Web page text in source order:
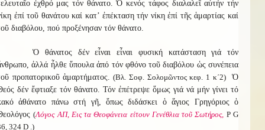
ἐχθρό μας τόν θάνατο. Ὁ κενός τάφος διαλαλεῖ αὐτήν τήν
ἐπί τοῦ θανάτου καί κατ’ ἐπέκταση τήν νίκη ἐπί τῆς ἁμαρτίας καί
διαβόλου, πού προξένησαν τόν θάνατο.
Ὁ θάνατος δέν εἶναι εἶναι φυσική κατάσταση γιά τόν
ἀλλά ἦλθε ὕπουλα ἀπό τόν φθόνο τοῦ διαβόλου ὡς συνέπεια
προπατορικοῦ ἁμαρτήματος. (Βλ. Σοφ. Σολομῶντος κεφ. 1 κ΄2)
Ὁ
δέν ἔφτιαξε τόν θάνατο. Τόν ἐπέτρεψε ὅμως γιά νά μήν γίνει τό
ἀθάνατο πάνω στή γῆ, ὅπως διδάσκει ὁ ἅγιος Γρηγόριος ὁ
(Λόγος ΑΠ, Εις τα Θεοφάνεια είτουν Γενέθλια τοῦ Σωτήρος, Ρ G
324 D .)